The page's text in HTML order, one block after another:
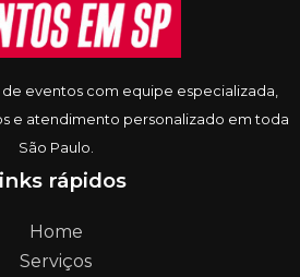
eventos com equipe especializada,
e atendimento personalizado em toda
São Paulo.
rápidos
Home
Serviços